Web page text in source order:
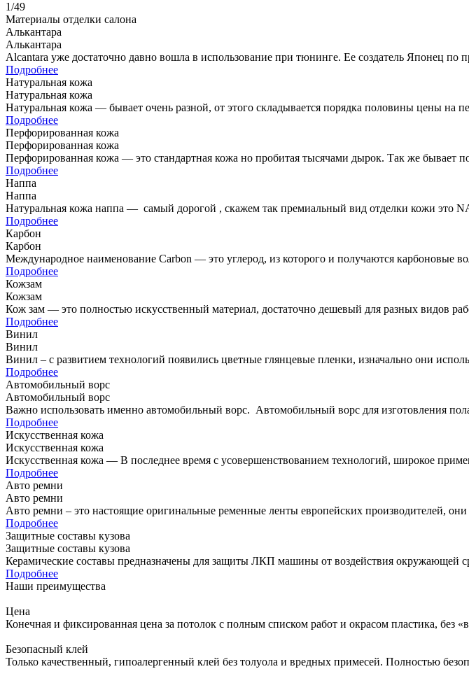
1/49
Материалы отделки салона
Алькантара
Алькантара
Alcantara уже достаточно давно вошла в использование при тюнинге. Ее создатель Японец
Подробнее
Натуральная кожа
Натуральная кожа
Натуральная кожа — бывает очень разной, от этого складывается порядка половины цены
Подробнее
Перфорированная кожа
Перфорированная кожа
Перфорированная кожа — это стандартная кожа но пробитая тысячами дырок. Так же бывает
Подробнее
Наппа
Наппа
Натуральная кожа наппа — самый дорогой , скажем так премиальный вид отделки кожи это
Подробнее
Карбон
Карбон
Международное наименование Carbon — это углерод, из которого и получаются карбоновые
которых несущей основой являются…
Подробнее
Кожзам
Кожзам
Кож зам — это полностью искусственный материал, достаточно дешевый для разных видов
Подробнее
Винил
Винил
Винил – с развитием технологий появились цветные глянцевые пленки, изначально они
десятилетия,…
Подробнее
Автомобильный ворс
Автомобильный ворс
Важно использовать именно автомобильный ворс. Автомобильный ворс для изготовления
напольным покрытием. Мы…
Подробнее
Искусственная кожа
Искусственная кожа
Искусственная кожа — В последнее время с усовершенствованием технологий, широкое
изготовленный максимально похожим на натуральную…
Подробнее
Авто ремни
Авто ремни
Авто ремни – это настоящие оригинальные ременные ленты европейских производителей,
Подробнее
Защитные составы кузова
Защитные составы кузова
Керамические составы предназначены для защиты ЛКП машины от воздействия
Подробнее
Наши преимущества
Цена
Конечная и фиксированная цена за потолок с полным списком работ и окрасом пластика, без
Безопасный клей
Только качественный, гипоалергенный клей без толуола и вредных примесей. Полностью